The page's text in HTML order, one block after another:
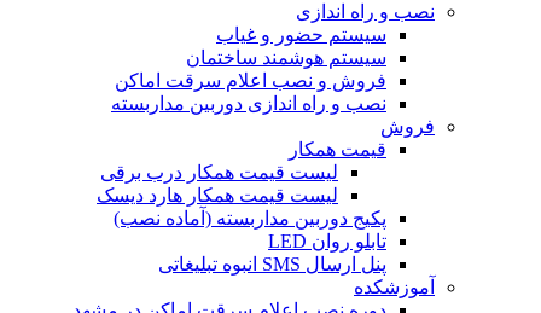
نصب و راه اندازی
سیستم حضور و غیاب
سیستم هوشمند ساختمان
فروش و نصب اعلام سرقت اماکن
نصب و راه اندازی دوربین مداربسته
فروش
قیمت همکار
لیست قیمت همکار درب برقی
لیست قیمت همکار هارد دیسک
پکیج دوربین مداربسته (آماده نصب)
تابلو روان LED
پنل ارسال SMS انبوه تبلیغاتی
آموزشکده